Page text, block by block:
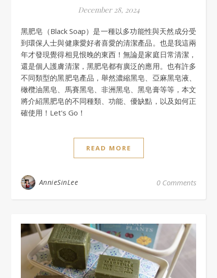
December 28, 2024
黑肥皂（Black Soap）是一種以多功能性與天然成分受
到環保人士與健康愛好者喜愛的清潔產品。也是我這兩
年才發現覺得相見恨晚的東西！無論是家庭日常清潔，
還是個人護膚清潔，黑肥皂都有廣泛的應用。也有許多
不同類型的黑肥皂產品，舉然濃縮黑皂、亞麻黑皂液、
橄欖油黑皂、馬賽黑皂、非洲黑皂、黑皂膏等等，本文
將介紹黑肥皂的不同種類、功能、優缺點，以及如何正
確使用！Let's Go！
READ MORE
AnnieSinLee 0 Comments